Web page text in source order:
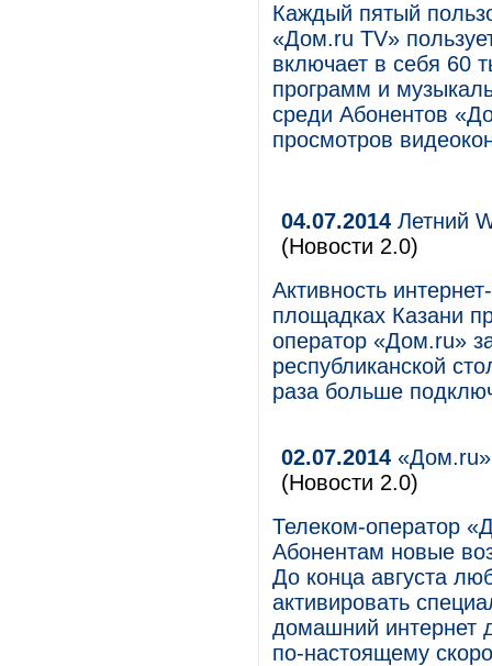
Каждый пятый
«Дом.ru TV»
включает в себя 60
программ и
среди Абонентов
просмотров
04.07.2014 Летний
(Новости 2.0)
Активность
площадках Казани
оператор «Дом.ru»
республиканской
раза больше
02.07.2014 «Дом.ru»
(Новости 2.0)
Телеком-оператор
Абонентам новые
До конца августа
активировать
домашний интернет
по-настоящему